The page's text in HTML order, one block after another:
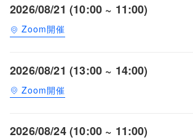
2026/08/21 (10:00 ~ 11:00)
Zoom開催
2026/08/21 (13:00 ~ 14:00)
Zoom開催
2026/08/24 (10:00 ~ 11:00)